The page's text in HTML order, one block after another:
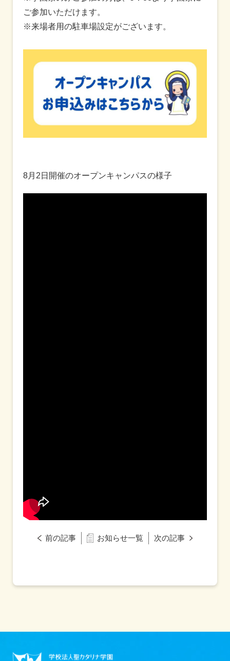
ご参加いただけます。
※来場者用の駐車場設定がございます。
8月2日開催のオープンキャンパスの様子
前の記事 お知らせ一覧 次の記事